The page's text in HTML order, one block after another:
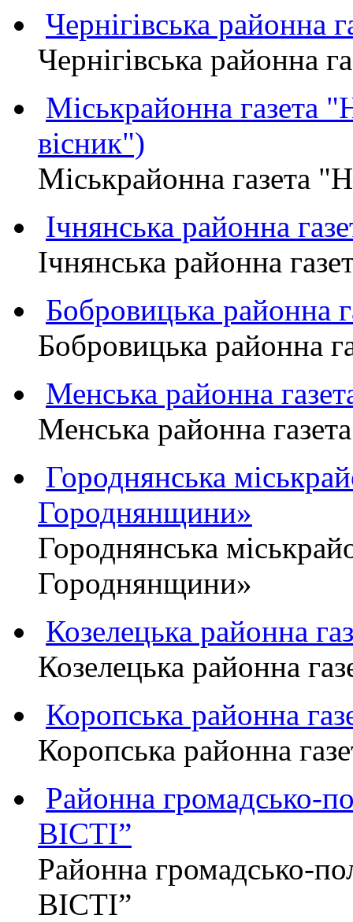
Чернігівська
Чернігівська
Міськрайонна
вісник")
Міськрайонна газета
Ічнянська районна
Ічнянська районна
Бобровицька
Бобровицька
Менська районна
Менська районна
Городнянська
Городнянщини»
Городнянська
Городнянщини»
Козелецька районна
Козелецька районна
Коропська районна
Коропська районна
Районна громадсько-
ВІСТІ”
Районна громадсько-
ВІСТІ”